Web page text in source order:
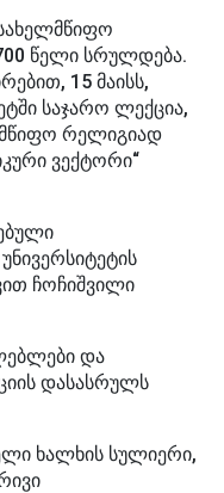
წელი სრულდება.
15 მაისს,
საჯარო ლექცია,
რელიგიად
ვექტორი“
ჩოჩიშვილი
და
დასასრულს
ხალხის სულიერი,